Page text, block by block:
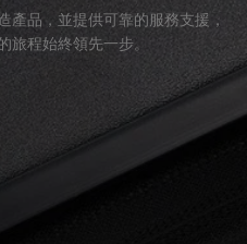
產品，並提供可靠的服務支援，
旅程始終領先一步。